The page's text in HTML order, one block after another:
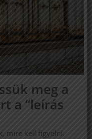
meg a
a “leírás
mire kell figyelni.